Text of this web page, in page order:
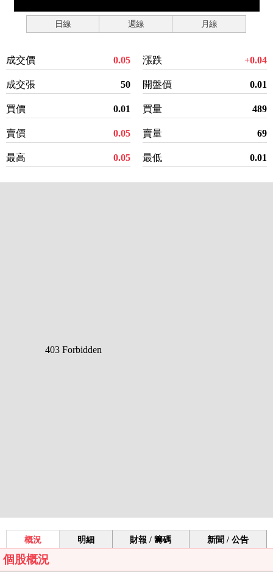
日線 週線 月線
成交價 0.05
成交張 50
買價 0.01
賣價 0.05
最高 0.05
漲跌 +0.04
開盤價 0.01
買量 489
賣量 69
最低 0.01
概況 明細 財報 / 籌碼 新聞 / 公告
個股概況